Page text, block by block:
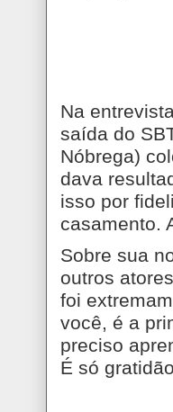
Na
saída do
Nóbrega)
dava
isso por
casamento.
Sobre sua
outros
foi
você, é a
preciso
É só